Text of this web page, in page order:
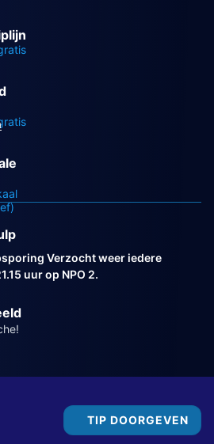
TIP DOORGEVEN
Verzocht weer iedere
uur op NPO 2.